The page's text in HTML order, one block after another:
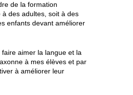
de la formation
à des adultes, soit à des
enfants devant améliorer
aimer la langue et la
à mes élèves et par
à améliorer leur